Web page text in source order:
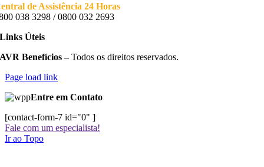
de Assistência 24 Horas
038 3298 / 0800 032 2693
Links Úteis
AVR Benefícios –Todos os direitos reservados.
Page load link
Entre em Contato
[contact-form-7 id="0" ]
Fale com um especialista!
Ir ao Topo